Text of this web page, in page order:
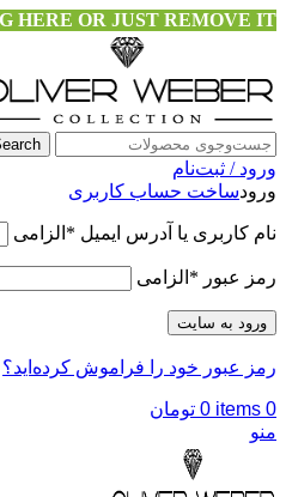
HERE OR JUST REMOVE IT…
ورود / ثبت‌نام
ورودساخت حساب کاربری
نام کاربری یا آدرس ایمیل * الزامی
رمز عبور * الزامی
ورود به سایت
رمز عبور خود را فراموش کرده‌اید؟
0
items
0 تومان
منو